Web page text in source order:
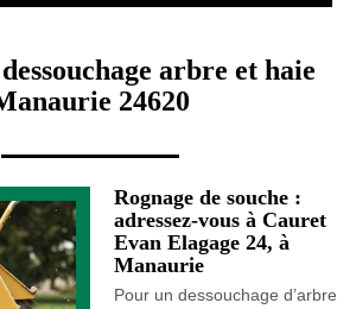
arbre et haie
24620
Rognage de souche :
adressez-vous à Cauret
Evan Elagage 24, à
Manaurie
Pour un dessouchage d’arbre